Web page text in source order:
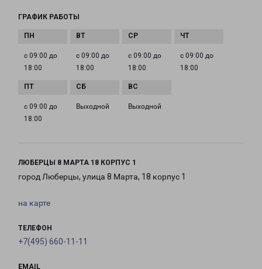
ГРАФИК РАБОТЫ
с 09:00 до
18:00
с 09:00 до
18:00
с 09:00 до
18:00
с 09:00 до
18:00
с 09:00 до
18:00
Выходной Выходной
ЛЮБЕРЦЫ 8 МАРТА 18 КОРПУС 1
город Люберцы, улица 8 Марта, 18 корпус 1
на карте
ТЕЛЕФОН
+7(495) 660-11-11
EMAIL